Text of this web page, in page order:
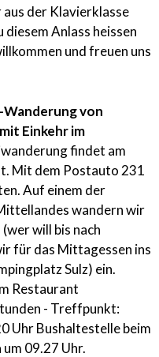
aus der Klavierklasse
Anlass heissen
und freuen uns
Wanderung von
Einkehr im
findet am
Mit dem Postauto 231
Auf einem der
wandern wir
will bis nach
für das Mittagessen ins
Sulz) ein.
Restaurant
- Treffpunkt:
Uhr Bushaltestelle beim
um 09.27 Uhr.